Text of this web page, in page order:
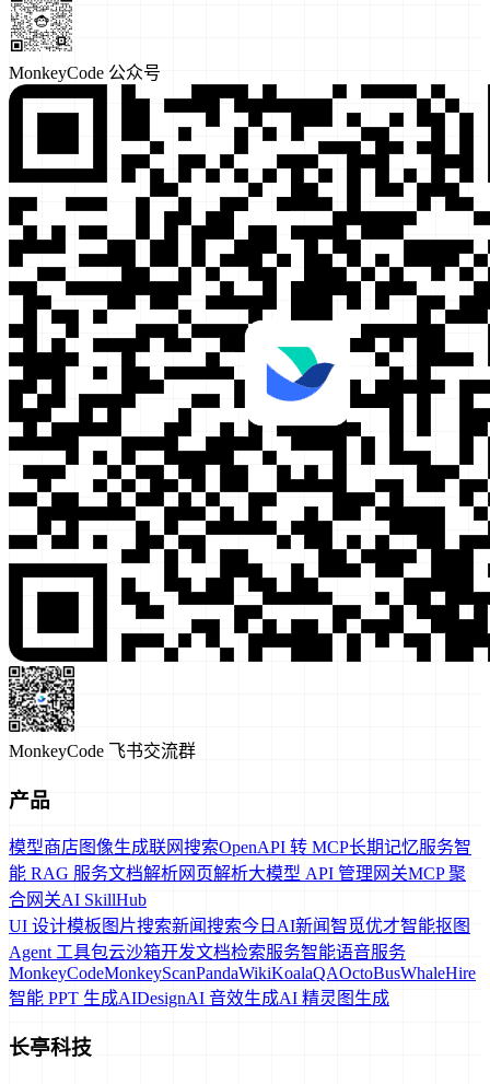
MonkeyCode 公众号
MonkeyCode 飞书交流群
产品
模型商店图像生成联网搜索OpenAPI 转 MCP长期记忆服务智
能 RAG 服务文档解析网页解析大模型 API 管理网关MCP 聚
合网关AI SkillHub
UI 设计模板 图片搜索新闻搜索今日AI新闻智觅优才智能抠图
Agent 工具包云沙箱开发文档检索服务智能语音服务
MonkeyCodeMonkeyScanPandaWikiKoalaQAOctoBusWhaleHire
智能 PPT 生成AIDesignAI 音效生成AI 精灵图生成
长亭科技